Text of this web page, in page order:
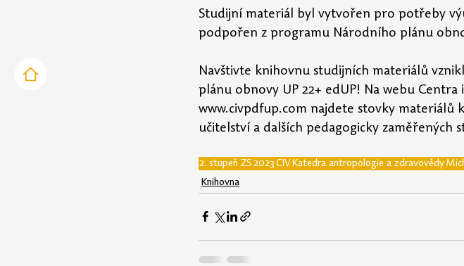
Studijní materiál byl vytvořen pro potřeby
podpořen z programu Národního plánu
Navštivte knihovnu studijních materiálů
plánu obnovy UP 22+ edUP! Na webu Centra
www.civpdfup.com najdete stovky materiálů
učitelství a dalších pedagogicky zaměřených
2. stupeň ZŠ 2023 CIV Katedra antropologie a zdravovědy
Knihovna